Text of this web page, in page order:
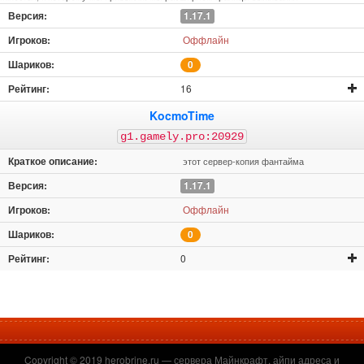
1.17.1
Оффлайн
0
16
KocmoTime
g1.gamely.pro:20929
этот сервер-копия фантайма
1.17.1
Оффлайн
0
0
Copyright © 2019 herobrine.ru — сервера Майнкрафт, айпи адреса и